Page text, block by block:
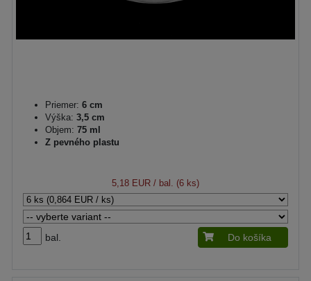
Priemer: 6 cm
Výška: 3,5 cm
Objem: 75 ml
Z pevného plastu
5,18 EUR / bal. (6 ks)
bal. Do košíka